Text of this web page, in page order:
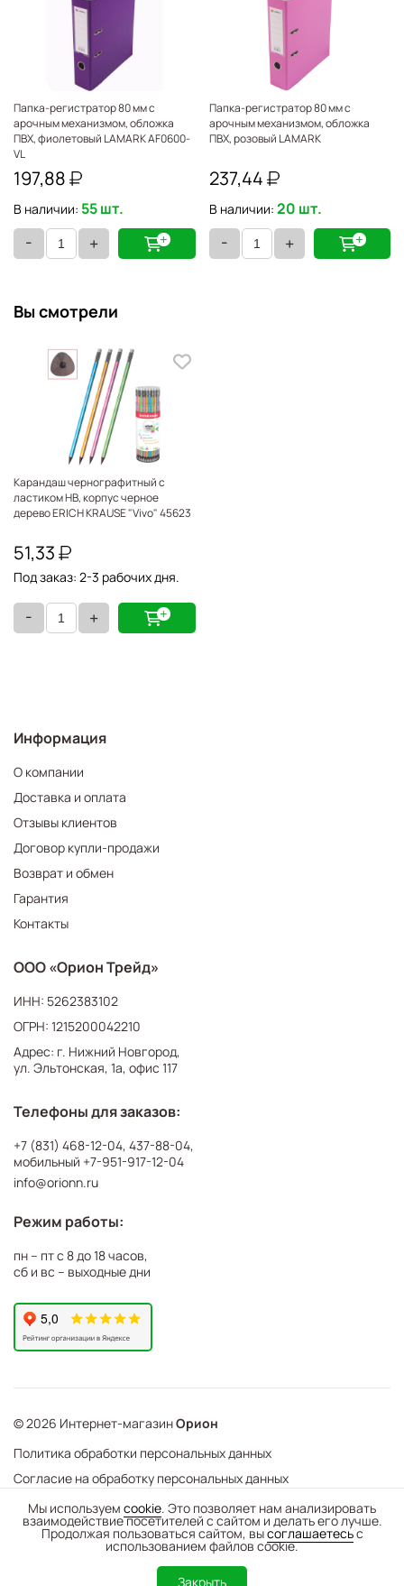
Мы используем cookie. Это позволяет нам анализировать
взаимодействие посетителей с сайтом и делать его лучше.
Продолжая пользоваться сайтом, высоглашаетесьс
использованием файлов cookie.
Закрыть
- + В корзину
Папка-регистратор 80 мм с
арочным механизмом, обложка
ПВХ, фиолетовый LAMARK AF0600-
VL
197,88
В наличии: 55 шт.
- +
Папка-регистратор 80 мм с
арочным механизмом, обложка
ПВХ, розовый LAMARK
237,44
В наличии: 20 шт.
- +
Вы смотрели
Карандаш чернографитный с
ластиком HB, корпус черное
дерево ERICH KRAUSE "Vivo" 45623
51,33
Под заказ: 2-3 рабочих дня.
- +
Информация
О компании
Доставка и оплата
Отзывы клиентов
Договор купли-продажи
Возврат и обмен
Гарантия
Контакты
ООО «Орион Трейд»
ИНН: 5262383102
ОГРН: 1215200042210
Адрес: г. Нижний Новгород,
ул. Эльтонская, 1а, офис 117
Телефоны для заказов:
+7 (831) 468-12-04, 437-88-04,
мобильный +7-951-917-12-04
info@orionn.ru
Режим работы:
пн – пт с 8 до 18 часов,
сб и вс – выходные дни
© 2026 Интернет-магазинОрион
Политика обработки персональных данных
Согласие на обработку персональных данных
Web Механика
- создание интернет-магазинов